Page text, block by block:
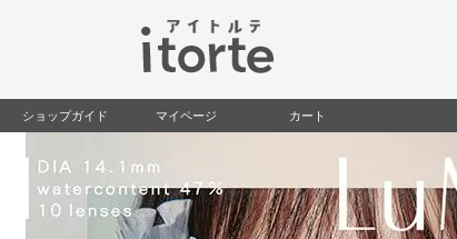
ショップガイド マイページ カート
検索